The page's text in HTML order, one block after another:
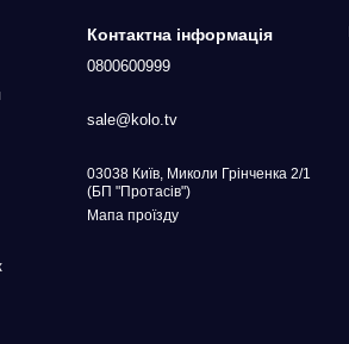
Контактна інформація
0800600999
sale@kolo.tv
03038 Київ, Миколи Грінченка 2/1
(БП "Протасів")
Мапа проїзду